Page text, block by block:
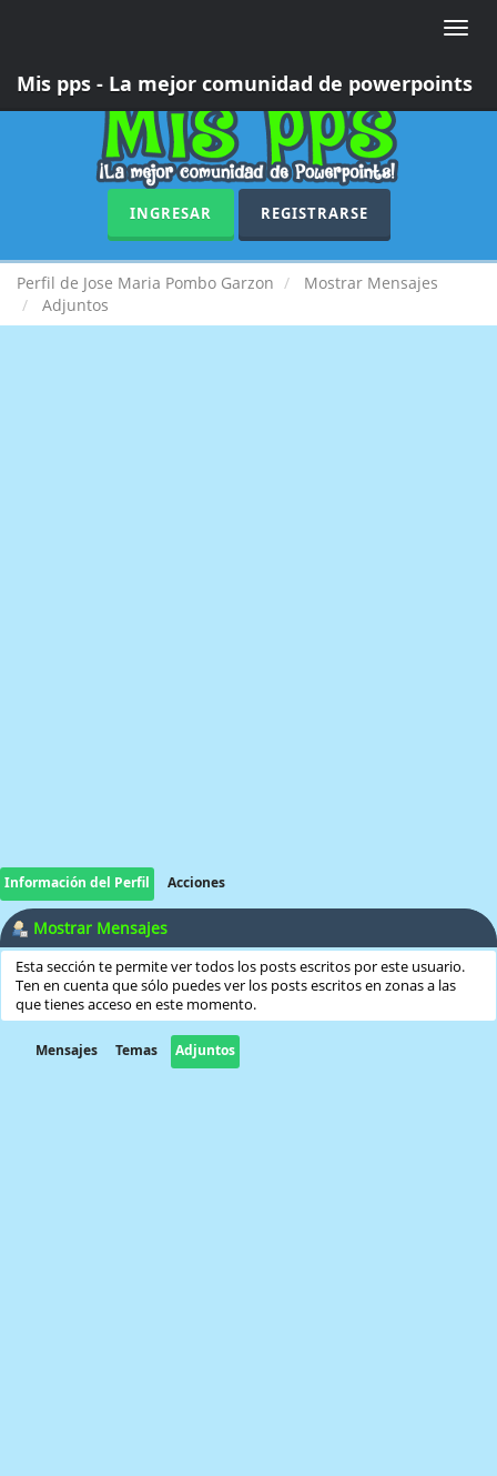
Toggle
Mis pps - La mejor comunidad de powerpoints
INGRESAR REGISTRARSE
Perfil de Jose Maria Pombo Garzon
Mostrar Mensajes
Adjuntos
Información del Perfil Acciones
Mostrar Mensajes
Esta sección te permite ver todos los posts escritos por este usuario.
Ten en cuenta que sólo puedes ver los posts escritos en zonas a las
que tienes acceso en este momento.
Mensajes Temas Adjuntos